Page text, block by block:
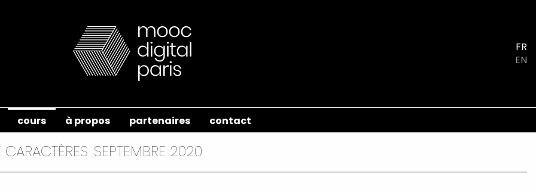
FR
EN
cours à propos partenaires contact
SEPTEMBRE 2020